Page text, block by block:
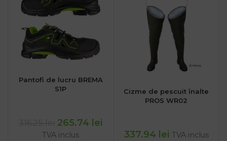
Pantofi de lucru BREMA
S1P
265.74 lei
TVA inclus
Cizme de pescuit înalte
PROS WR02
337.94 lei TVA inclus